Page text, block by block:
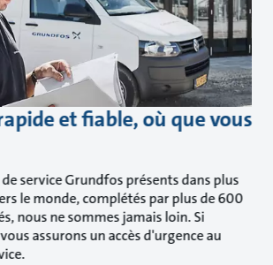
et fiable, où que vous
service Grundfos présents dans plus
le monde, complétés par plus de 600
nous ne sommes jamais loin. Si
assurons un accès d'urgence au